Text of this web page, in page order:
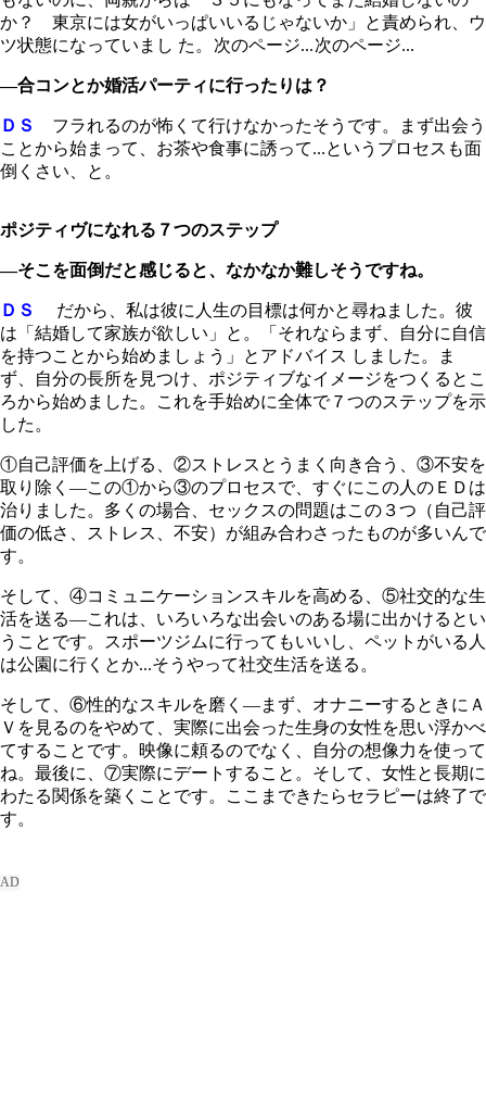
か？ 東京には女がいっぱいいるじゃないか」と責められ、ウ
ツ状態になっていまし た。
次のページ...次のページ...
―合コンとか婚活パーティに行ったりは？
ＤＳ
フラれるのが怖くて行けなかったそうです。まず出会う
ことから始まって、お茶や食事に誘って...というプロセスも面
倒くさい、と。
ポジティヴになれる７つのステップ
―そこを面倒だと感じると、なかなか難しそうですね。
ＤＳ
だから、私は彼に人生の目標は何かと尋ねました。彼
は「結婚して家族が欲しい」と。「それならまず、自分に自信
を持つことから始めましょう」とアドバイス しました。ま
ず、自分の長所を見つけ、ポジティブなイメージをつくるとこ
ろから始めました。これを手始めに全体で７つのステップを示
した。
①自己評価を上げる、②ストレスとうまく向き合う、③不安を
取り除く―この①から③のプロセスで、すぐにこの人のＥＤは
治りました。多くの場合、セックスの問題はこの３つ（自己評
価の低さ、ストレス、不安）が組み合わさったものが多いんで
す。
そして、④コミュニケーションスキルを高める、⑤社交的な生
活を送る―これは、いろいろな出会いのある場に出かけるとい
うことです。スポーツジムに行ってもいいし、ペットがいる人
は公園に行くとか...そうやって社交生活を送る。
そして、⑥性的なスキルを磨く―まず、オナニーするときにＡ
Ｖを見るのをやめて、実際に出会った生身の女性を思い浮かべ
てすることです。映像に頼るのでなく、自分の想像力を使って
ね。最後に、⑦実際にデートすること。そして、女性と長期に
わたる関係を築くことです。ここまできたらセラピーは終了で
す。